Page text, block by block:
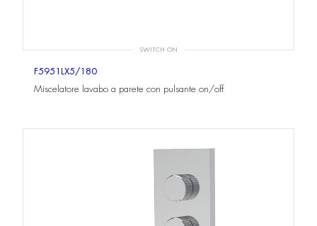
SWITCH ON
F5951LX5/180
Miscelatore lavabo a parete con pulsante on/off